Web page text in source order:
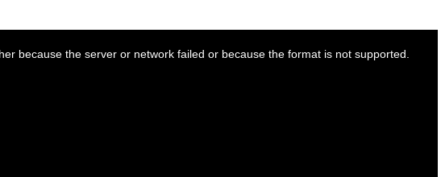
because the server or network failed or because the format is not supported.